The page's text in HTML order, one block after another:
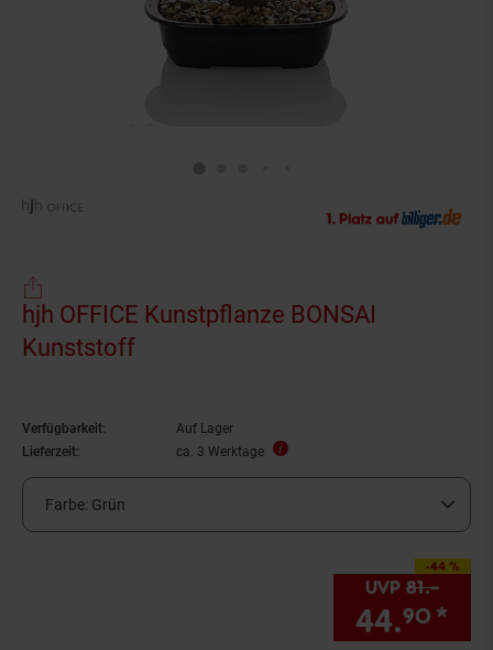
hjh OFFICE Kunstpflanze BONSAI
Kunststoff
Verfügbarkeit:
Auf Lager
Lieferzeit:
ca. 3 Werktage
Farbe: Grün
-44 %
Sie Sparen 44
UVP 81.–UVP
44.90 *